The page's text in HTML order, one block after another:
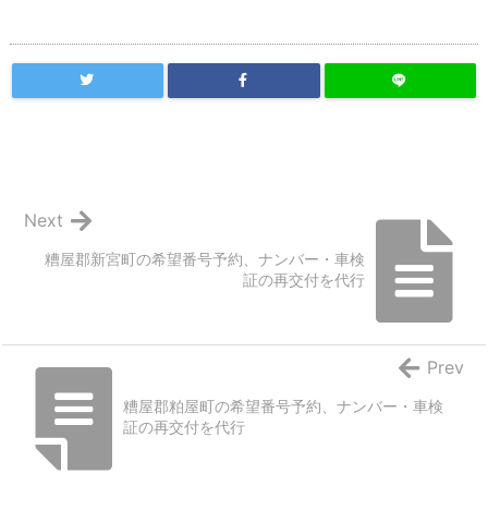
糟屋郡新宮町の希望番号予約、ナンバー・車検
証の再交付を代行
Next
糟屋郡粕屋町の希望番号予約、ナンバー・車検
証の再交付を代行
Prev